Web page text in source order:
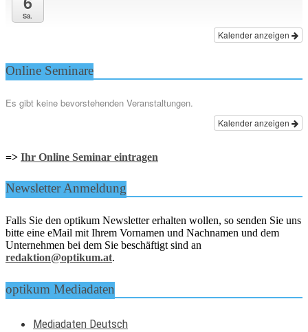
Sa.
Kalender anzeigen
Online Seminare
Es gibt keine bevorstehenden Veranstaltungen.
Kalender anzeigen
=> Ihr Online Seminar eintragen
Newsletter Anmeldung
Falls Sie den optikum Newsletter erhalten wollen, so senden Sie uns
bitte eine eMail mit Ihrem Vornamen und Nachnamen und dem
Unternehmen bei dem Sie beschäftigt sind an
redaktion@optikum.at.
optikum Mediadaten
Mediadaten Deutsch